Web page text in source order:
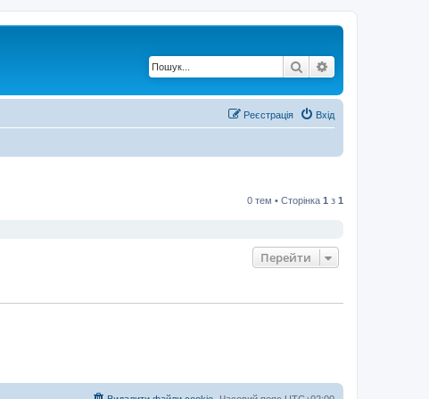
Пошук
Вхід
Реєстрація
0 тем • Сторінка 1 з 1
Перейти